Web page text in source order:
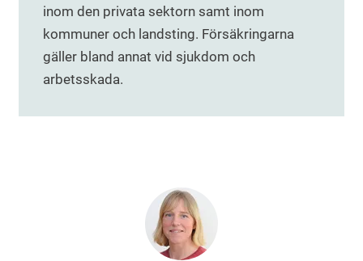
inom den privata sektorn samt inom
kommuner och landsting. Försäkringarna
gäller bland annat vid sjukdom och
arbetsskada.